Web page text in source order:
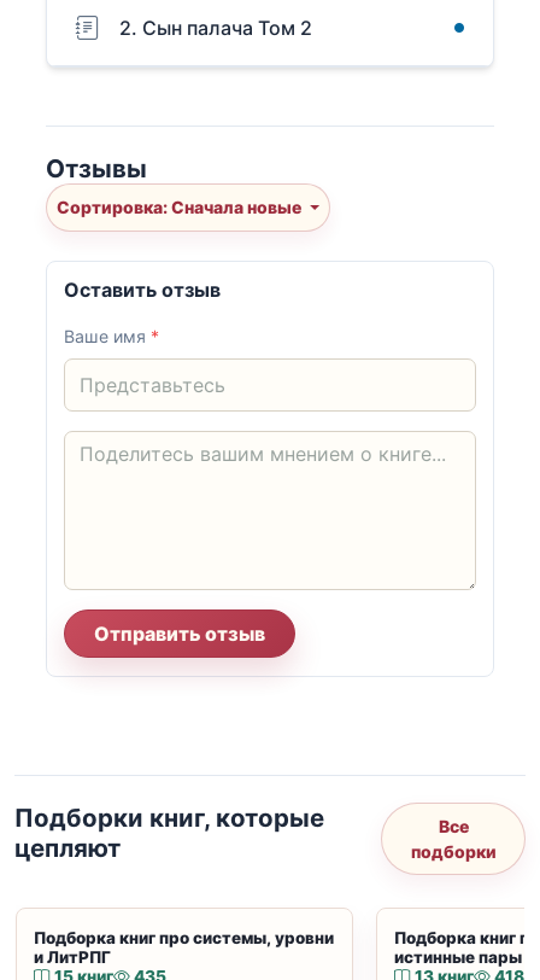
2. Сын палача Том 2
Отзывы
Сортировка: Сначала новые
Оставить отзыв
Ваше имя *
Отправить отзыв
Подборки книг, которые
цепляют
Все
подборки
Подборка книг про системы, уровни
и ЛитРПГ
Подборка книг
истинные пары